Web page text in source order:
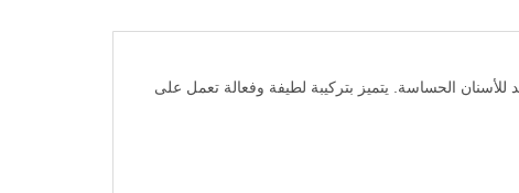
الحساسة. يتميز بتركيبة لطيفة وفعالة تعمل على